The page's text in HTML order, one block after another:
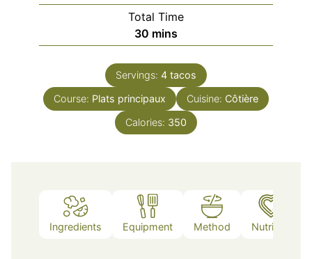
Total Time
30 minutes
mins
Servings: 4 tacos
Course: Plats principaux Cuisine: Côtière
Calories: 350
Ingredients Equipment Method Nutrition